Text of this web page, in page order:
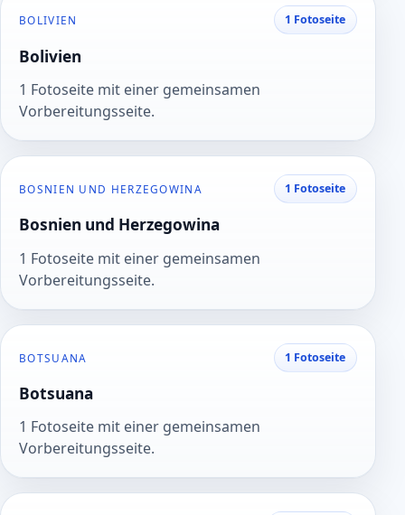
BOLIVIEN 1 Fotoseite
Bolivien
1 Fotoseite mit einer gemeinsamen
Vorbereitungsseite.
BOSNIEN UND HERZEGOWINA 1 Fotoseite
Bosnien und Herzegowina
1 Fotoseite mit einer gemeinsamen
Vorbereitungsseite.
BOTSUANA 1 Fotoseite
Botsuana
1 Fotoseite mit einer gemeinsamen
Vorbereitungsseite.